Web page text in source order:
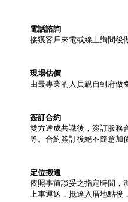
電話諮詢
接獲客戶來電或線上詢問後
現場估價
由最專業的人員親自到府做
簽訂合約
雙方達成共識後，簽訂服
等。合約簽訂後絕不隨意加
定位搬遷
依照事前談妥之指定時間，
上車運送，抵達入厝地點後